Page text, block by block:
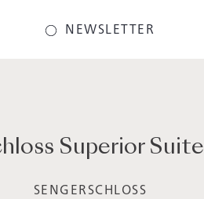
NEWSLETTER
Superior Suite
SENGERSCHLOSS